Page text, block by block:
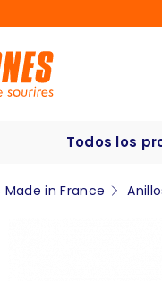
Todos los
Made in France